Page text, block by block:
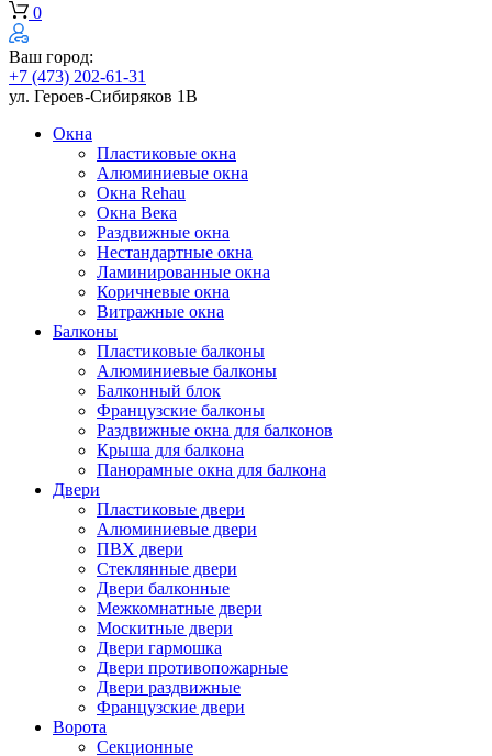
0
Ваш город:
+7 (473) 202-61-31
ул. Героев-Сибиряков 1В
Окна
Пластиковые окна
Алюминиевые окна
Окна Rehau
Окна Века
Раздвижные окна
Нестандартные окна
Ламинированные окна
Коричневые окна
Витражные окна
Балконы
Пластиковые балконы
Алюминиевые балконы
Балконный блок
Французские балконы
Раздвижные окна для балконов
Крыша для балкона
Панорамные окна для балкона
Двери
Пластиковые двери
Алюминиевые двери
ПВХ двери
Стеклянные двери
Двери балконные
Межкомнатные двери
Москитные двери
Двери гармошка
Двери противопожарные
Двери раздвижные
Французские двери
Ворота
Секционные